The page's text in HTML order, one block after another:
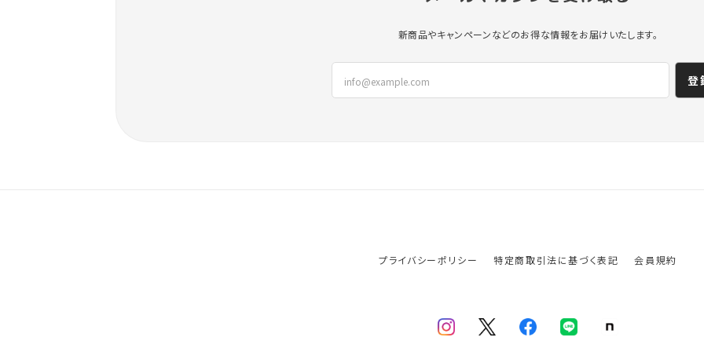
新商品やキャンペーンなどのお得な情報をお届けいたします。
登
プライバシーポリシー 特定商取引法に基づく表記 会員規約